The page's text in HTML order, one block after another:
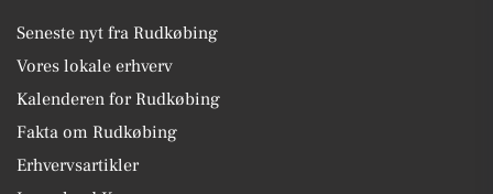
Seneste nyt fra Rudkøbing
Vores lokale erhverv
Kalenderen for Rudkøbing
Fakta om Rudkøbing
Erhvervsartikler